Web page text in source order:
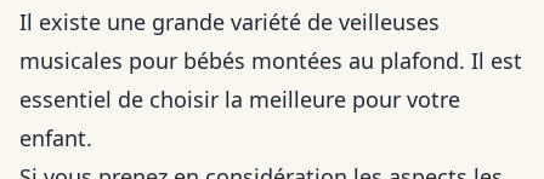
Il existe une grande variété de veilleuses
musicales pour bébés montées au plafond. Il est
essentiel de choisir la meilleure pour votre
enfant.